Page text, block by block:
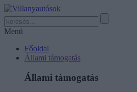
Menü
Főoldal
Állami támogatás
Állami támogatás